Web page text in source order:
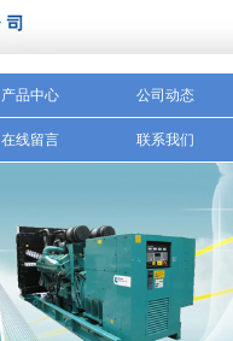
产品中心 公司动态
在线留言 联系我们
搜索